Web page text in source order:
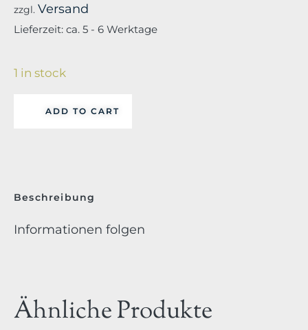
zzgl. Versand
Lieferzeit: ca. 5 - 6 Werktage
1 in stock
ADD TO CART
Beschreibung
Informationen folgen
Ähnliche Produkte